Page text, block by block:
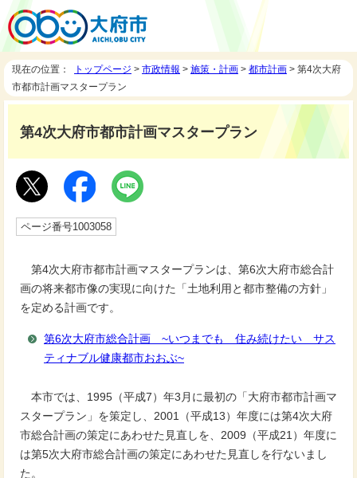
現在の位置： トップページ > 市政情報 > 施策・計画 > 都市計画 > 第4次大府
市都市計画マスタープラン
第4次大府市都市計画マスタープラン
ページ番号1003058
第4次大府市都市計画マスタープランは、第6次大府市総合計
画の将来都市像の実現に向けた「土地利用と都市整備の方針」
を定める計画です。
第6次大府市総合計画 ~いつまでも 住み続けたい サス
ティナブル健康都市おおぶ~
本市では、1995（平成7）年3月に最初の「大府市都市計画マ
スタープラン」を策定し、2001（平成13）年度には第4次大府
市総合計画の策定にあわせた見直しを、2009（平成21）年度に
は第5次大府市総合計画の策定にあわせた見直しを行ないまし
た。